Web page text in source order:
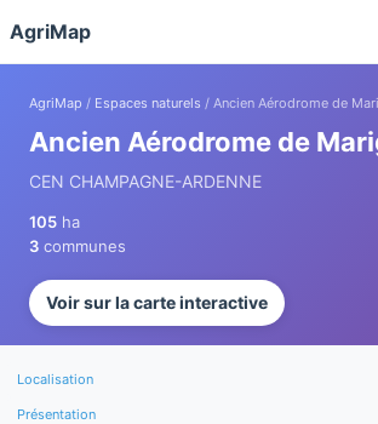
AgriMap
AgriMap / Espaces naturels / Ancien Aérodrome de
Ancien Aérodrome de
CEN CHAMPAGNE-ARDENNE
105 ha
3 communes
Voir sur la carte interactive
Localisation
Présentation